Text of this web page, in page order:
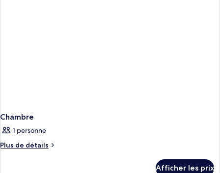
Chambre
1 personne
Plus de détails
Plus
Afficher les prix